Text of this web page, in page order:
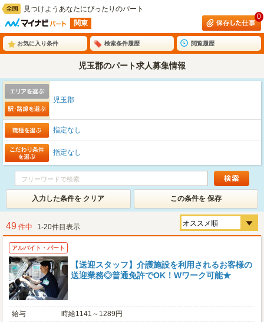
見つけようあなたにぴったりのパート
関東
0
お気に入り条件 検索条件履歴 閲覧履歴
児玉郡のパート求人募集情報
児玉郡
指定なし
指定なし
入力した条件を クリア この条件を 保存
49 件中 1-20件目表示
アルバイト・パート
【送迎スタッフ】介護施設を利用されるお客様の
送迎業務◎普通免許でOK！Wワーク可能★
給与
時給1141～1289円